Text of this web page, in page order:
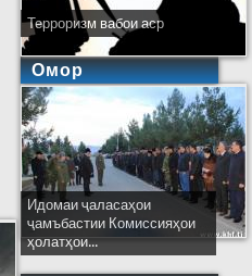
Терроризм вабои аср
Омор
Идомаи ҷаласаҳои
ҷамъбастии Комиссияҳои
ҳолатҳои...